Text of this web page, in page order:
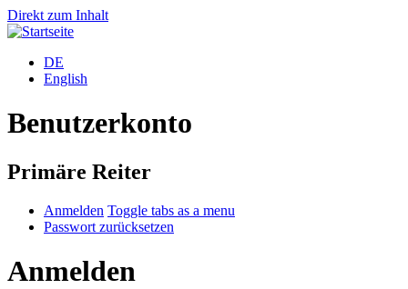
Direkt zum Inhalt
DE
English
Benutzerkonto
Primäre Reiter
Anmelden Toggle tabs as a menu
Passwort zurücksetzen
Anmelden